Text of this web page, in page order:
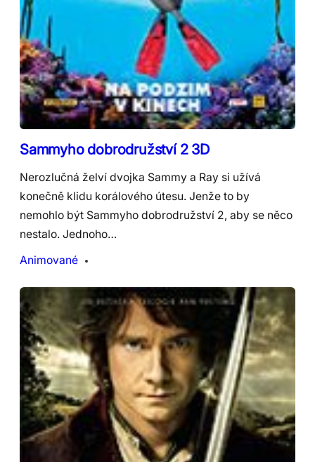
Sammyho dobrodružství 2 3D
Nerozlučná želví dvojka Sammy a Ray si užívá
konečně klidu korálového útesu. Jenže to by
nemohlo být Sammyho dobrodružství 2, aby se něco
nestalo. Jednoho…
Animované